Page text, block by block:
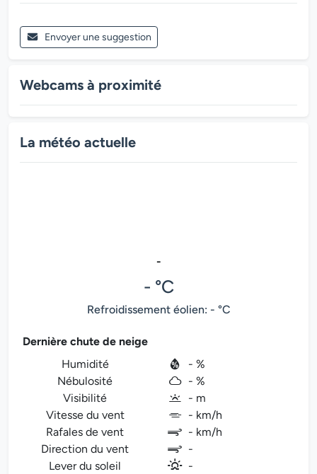
Envoyer une suggestion
Webcams à proximité
La météo actuelle
-
- °C
Refroidissement éolien: - °C
Dernière chute de neige
Humidité
- %
Nébulosité
- %
Visibilité
- m
Vitesse du vent
- km/h
Rafales de vent
- km/h
Direction du vent
-
Lever du soleil
-